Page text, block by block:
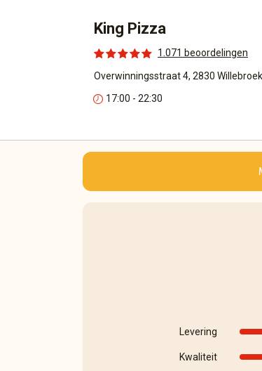
King Pizza
1.071 beoordelingen
Overwinningsstraat 4, 2830 Willebroek
17:00 - 22:30
Levering
Kwaliteit